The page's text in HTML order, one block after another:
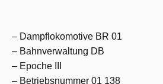
– Dampflokomotive BR 01
– Bahnverwaltung DB
– Epoche III
– Betriebsnummer 01 138